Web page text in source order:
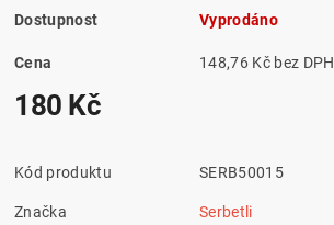
Dostupnost Vyprodáno
Cena 148,76 Kč bez DPH
180 Kč
Kód produktu SERB50015
Značka Serbetli